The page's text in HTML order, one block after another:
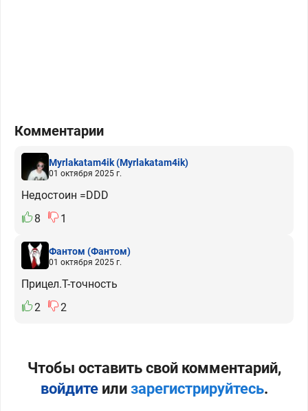
Комментарии
Myrlakatam4ik(Myrlakatam4ik)
01 октября 2025 г.
Недостоин =DDD
8
1
Фантом (Фантом)
01 октября 2025 г.
Прицел.Т-точность
2
2
Чтобы оставить свой комментарий,
войдитеили зарегистрируйтесь.